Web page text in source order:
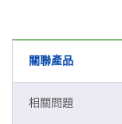
關聯產品
相關問題